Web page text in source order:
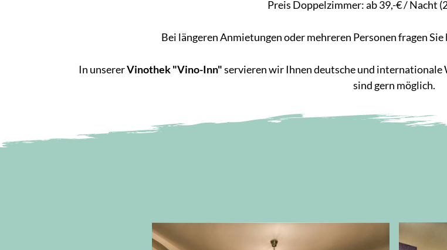
Preis Doppelzimmer: ab 39,-€ / Nacht
Bei längeren Anmietungen oder mehreren Personen fragen
In unsererVinothek "Vino-Inn"servieren wir Ihnen deutsche und
sind gern möglich.